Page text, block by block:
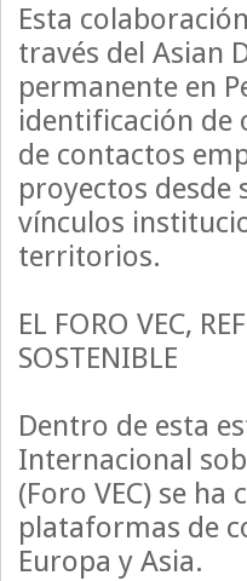
Esta
través del Asian
permanente en
identificación de
de contactos
proyectos desde
vínculos
territorios.
EL FORO VEC,
SOSTENIBLE
Dentro de esta
Internacional
(Foro VEC) se
plataformas de
Europa y Asia.